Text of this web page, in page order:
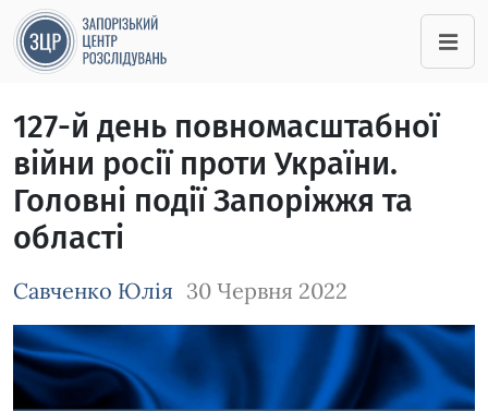
127-й день повномасштабної
війни росії проти України.
Головні події Запоріжжя та
області
Савченко Юлія 30 Червня 2022
Зображення завантажується